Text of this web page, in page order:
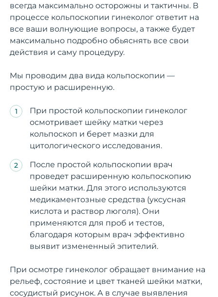
всегда максимально осторожны и тактичны. В
процессе кольпоскопии гинеколог ответит на
все ваши волнующие вопросы, а также будет
максимально подробно обьяснять все свои
действия и саму процедуру.
Мы проводим два вида кольпоскопии —
простую и расширенную.
При простой кольпоскопии гинеколог
осмотривает шейку матки через
кольпоскоп и берет мазки для
цитологического исследования.
После простой кольпоскопии врач
проведет расширенную кольпоскопию
шейки матки. Для этого используются
медикаментозные средства (уксусная
кислота и раствор люголя). Они
применяются для проб и тестов,
благодаря которым врач эффективно
выявит измененный эпителий.
При осмотре гинеколог обращает внимание на
рельеф, состояние и цвет тканей шейки матки,
сосудистый рисунок. А в случае выявления